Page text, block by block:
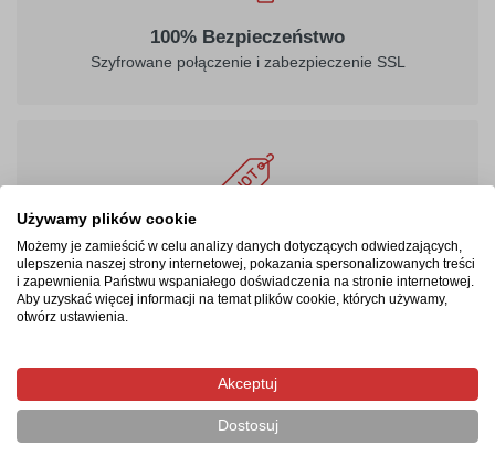
100% Bezpieczeństwo
Szyfrowane połączenie i zabezpieczenie SSL
Masz prawo być zadowolonym
24 - miesięczna gwarancja, możliwość zwrotu produktu
Produkty pokrewne/powiązane
Używamy plików cookie
Możemy je zamieścić w celu analizy danych dotyczących odwiedzających,
ulepszenia naszej strony internetowej, pokazania spersonalizowanych treści
i zapewnienia Państwu wspaniałego doświadczenia na stronie internetowej.
Aby uzyskać więcej informacji na temat plików cookie, których używamy,
otwórz ustawienia.
Akceptuj
Dostosuj